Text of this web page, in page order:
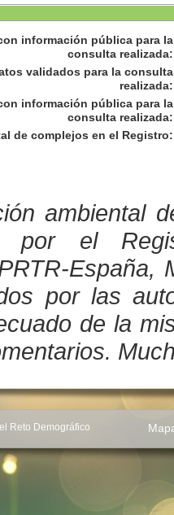
información pública para la
consulta realizada:
validados para la consulta
realizada:
información pública para la
consulta realizada:
de complejos en el Registro:
ambiental
por el
España,
por las
de la
Reto Demográfico